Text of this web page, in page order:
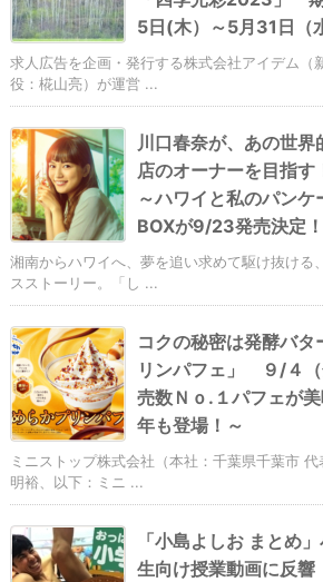
5日(木）～5月31日（
求人広告を企画・発行する株式会社アイデム
役：椛山亮）が運営 ...
川口春奈が、あの世界
店のオーナーを目指す
～ハワイと私のパン
BOXが9/23発売決定！
湘南からハワイへ、夢を追い求めて駆け抜ける
スストーリー。「し ...
コクの秘密は発酵バタ
リンパフェ」 ９/４（
売数Ｎｏ.１パフェが
年も登場！～
ミニストップ株式会社（本社：千葉県千葉市
明裕、以下：ミニ ...
「小島よしお まとめ
生向け授業動画に反響